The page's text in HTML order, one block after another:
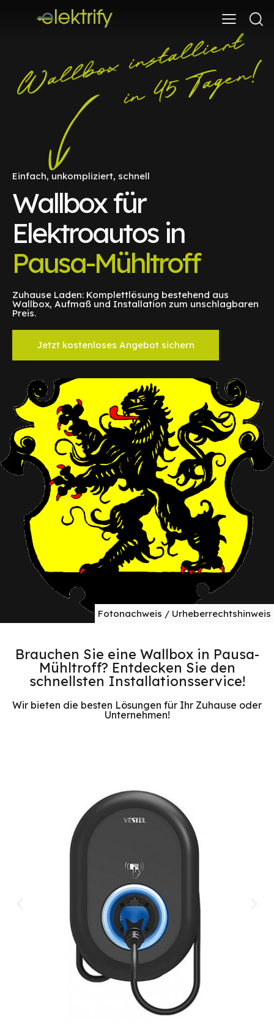
Einfach, unkompliziert, schnell
Wallbox für
Elektroautos in
Pausa-Mühltroff
Zuhause Laden: Komplettlösung bestehend aus
Wallbox, Aufmaß und Installation zum unschlagbaren
Preis.
Jetzt kostenloses Angebot sichern
Fotonachweis / Urheberrechtshinweis
Brauchen Sie eine Wallbox in Pausa-
Mühltroff? Entdecken Sie den
schnellsten Installationsservice!
Wir bieten die besten Lösungen für Ihr Zuhause oder
Unternehmen!